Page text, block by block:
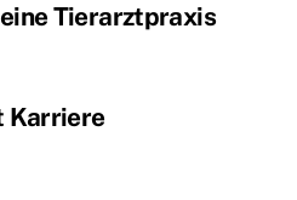
Tierarztpraxis
Karriere